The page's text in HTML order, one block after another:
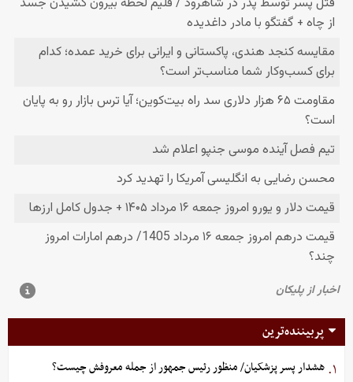
پربیننده‌ترین
۱. هشدار پسر پزشکیان/ منظور رئیس جمهور از جمله معروفش چیست؟